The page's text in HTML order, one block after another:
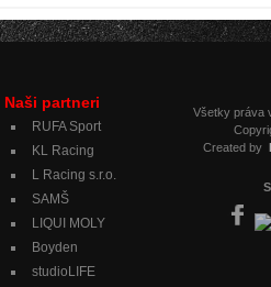
Všetky práva
Created by
Naši partneri
RUFA Sport
KL Racing
L Racing s.r.o.
SAMŠ
LIQUI MOLY
Boyden
studioLIFE